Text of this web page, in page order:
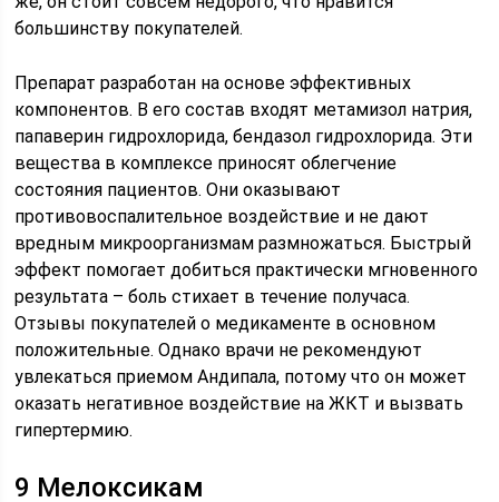
большинству покупателей.
Препарат разработан на основе эффективных
компонентов. В его состав входят метамизол натрия,
папаверин гидрохлорида, бендазол гидрохлорида. Эти
вещества в комплексе приносят облегчение
состояния пациентов. Они оказывают
противовоспалительное воздействие и не дают
вредным микроорганизмам размножаться. Быстрый
эффект помогает добиться практически мгновенного
результата – боль стихает в течение получаса.
Отзывы покупателей о медикаменте в основном
положительные. Однако врачи не рекомендуют
увлекаться приемом Андипала, потому что он может
оказать негативное воздействие на ЖКТ и вызвать
гипертермию.
9 Мелоксикам